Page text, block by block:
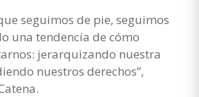
seguimos de pie, seguimos
una tendencia de cómo
jerarquizando nuestra
nuestros derechos”,